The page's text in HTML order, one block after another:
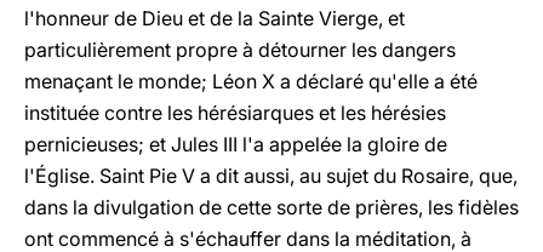
l'honneur de Dieu et de la Sainte Vierge, et
particulièrement propre à détourner les dangers
menaçant le monde; Léon X a déclaré qu'elle a été
instituée contre les hérésiarques et les hérésies
pernicieuses; et Jules III l'a appelée la gloire de
l'Église. Saint Pie V a dit aussi, au sujet du Rosaire, que,
dans la divulgation de cette sorte de prières, les fidèles
ont commencé à s'échauffer dans la méditation, à